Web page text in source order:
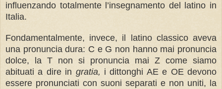
influenzando totalmente l’insegnamento del latino in
Italia.
Fondamentalmente, invece, il latino classico aveva
una pronuncia dura: C e G non hanno mai pronuncia
dolce, la T non si pronuncia mai Z come siamo
abituati a dire in gratia, i dittonghi AE e OE devono
essere pronunciati con suoni separati e non uniti, la